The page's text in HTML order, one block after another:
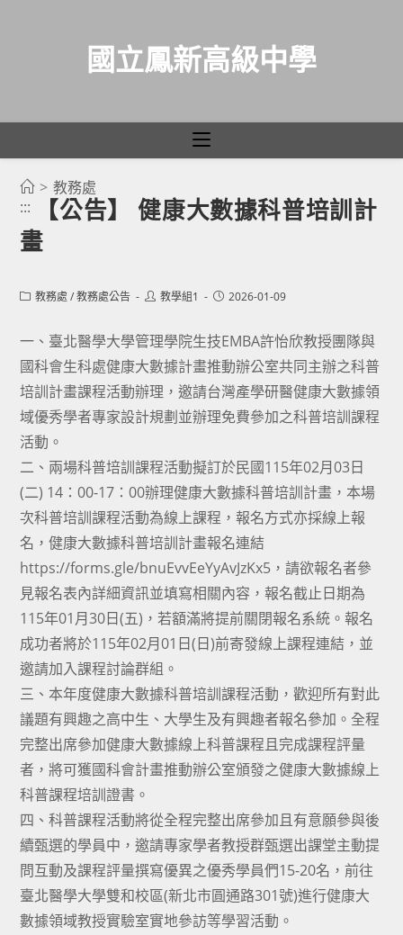
國立鳳新高級中學
> 教務處
:::
【公告】 健康大數據科普培訓計
畫
Post教務處 / 教務處公告
Post教學組1
Post2026-01-09
一、臺北醫學大學管理學院生技EMBA許怡欣教授團隊與
國科會生科處健康大數據計畫推動辦公室共同主辦之科普
培訓計畫課程活動辦理，邀請台灣產學研醫健康大數據領
域優秀學者專家設計規劃並辦理免費參加之科普培訓課程
活動。
二、兩場科普培訓課程活動擬訂於民國115年02月03日
(二) 14：00-17：00辦理健康大數據科普培訓計畫，本場
次科普培訓課程活動為線上課程，報名方式亦採線上報
名，健康大數據科普培訓計畫報名連結
https://forms.gle/bnuEvvEeYyAvJzKx5，請欲報名者參
見報名表內詳細資訊並填寫相關內容，報名截止日期為
115年01月30日(五)，若額滿將提前關閉報名系統。報名
成功者將於115年02月01日(日)前寄發線上課程連結，並
邀請加入課程討論群組。
三、本年度健康大數據科普培訓課程活動，歡迎所有對此
議題有興趣之高中生、大學生及有興趣者報名參加。全程
完整出席參加健康大數據線上科普課程且完成課程評量
者，將可獲國科會計畫推動辦公室頒發之健康大數據線上
科普課程培訓證書。
四、科普課程活動將從全程完整出席參加且有意願參與後
續甄選的學員中，邀請專家學者教授群甄選出課堂主動提
問互動及課程評量撰寫優異之優秀學員們15-20名，前往
臺北醫學大學雙和校區(新北市圓通路301號)進行健康大
數據領域教授實驗室實地參訪等學習活動。